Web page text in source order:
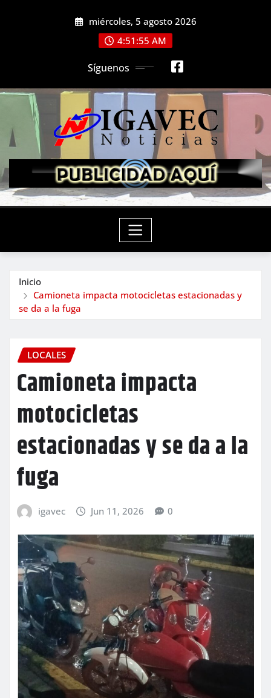
miércoles, 5 agosto 2026
4:51:57 AM
Síguenos
Inicio
Camioneta impacta motocicletas estacionadas y
se da a la fuga
LOCALES
Camioneta impacta
motocicletas
estacionadas y se da a la
fuga
igavec Jun 11, 2026 0